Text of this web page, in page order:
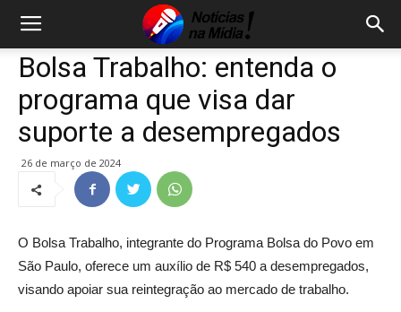
Bolsa Trabalho: entenda o
programa que visa dar
suporte a desempregados
26 de março de 2024
O Bolsa Trabalho, integrante do Programa Bolsa do Povo em
São Paulo, oferece um auxílio de R$ 540 a desempregados,
visando apoiar sua reintegração ao mercado de trabalho.